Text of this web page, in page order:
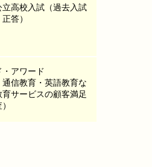
立高校入試（過去入試
答）
・アワード
通信教育・英語教育な
育サービスの顧客満足